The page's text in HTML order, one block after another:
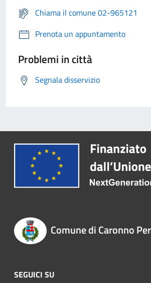
Chiama il comune 02-965121
Prenota un appuntamento
Problemi in città
Segnala disservizio
Comune di Caronno
SEGUICI SU